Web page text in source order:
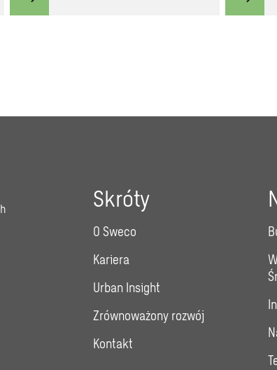
Skróty
O Sweco
Kariera
Urban Insight
Zrównoważony rozwój
Kontakt